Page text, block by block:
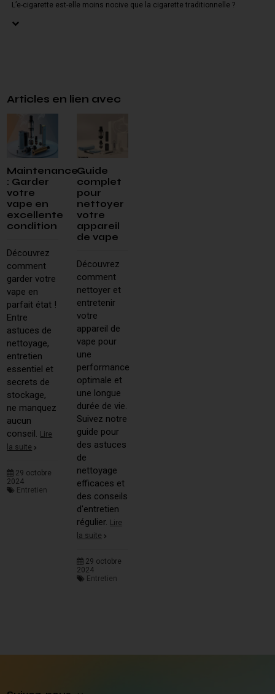
L’e-cigarette est-elle moins nocive que la cigarette traditionnelle ?
Articles en lien avec
Maintenance
: Garder
votre
vape en
excellente
condition
Découvrez
comment
garder votre
vape en
parfait état !
Entre
astuces de
nettoyage,
entretien
essentiel et
secrets de
stockage,
ne manquez
aucun
conseil. Lire
la suite
29 octobre
2024
Entretien
Guide
complet
pour
nettoyer
votre
appareil
de vape
Découvrez
comment
nettoyer et
entretenir
votre
appareil de
vape pour
une
performance
optimale et
une longue
durée de vie.
Suivez notre
guide pour
des astuces
de
nettoyage
efficaces et
des conseils
d'entretien
régulier. Lire
la suite
29 octobre
2024
Entretien